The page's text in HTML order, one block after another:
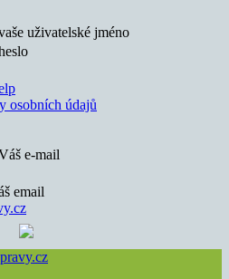
uživatelské jméno
osobních údajů
e-mail
email